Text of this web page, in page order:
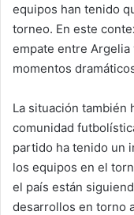
equipos han tenido
torneo. En este
empate entre
momentos
La situación también
comunidad
partido ha tenido un
los equipos en el
el país están
desarrollos en torno